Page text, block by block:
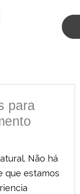
para
Não há
que estamos